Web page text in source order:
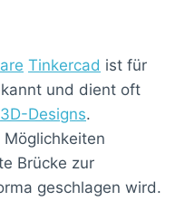
Tinkercad ist für
und dient oft
3D-Designs.
Brücke zur
geschlagen wird.